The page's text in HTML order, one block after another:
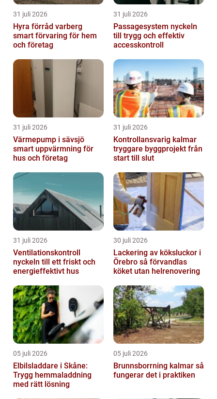
31 juli 2026
Hyra förråd varberg
smart förvaring för hem
och företag
31 juli 2026
Passagesystem nyckeln
till trygg och effektiv
accesskontroll
31 juli 2026
Värmepump i sävsjö
smart uppvärmning för
hus och företag
31 juli 2026
Kontrollansvarig kalmar
tryggare byggprojekt från
start till slut
31 juli 2026
Ventilationskontroll
nyckeln till ett friskt och
energieffektivt hus
30 juli 2026
Lackering av köksluckor i
Örebro så förvandlas
köket utan helrenovering
05 juli 2026
Elbilsladdare i Skåne:
Trygg hemmaladdning
med rätt lösning
05 juli 2026
Brunnsborrning kalmar så
fungerar det i praktiken